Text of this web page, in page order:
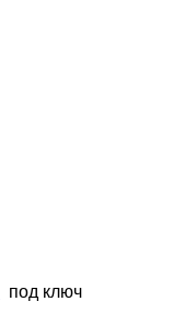
под ключ